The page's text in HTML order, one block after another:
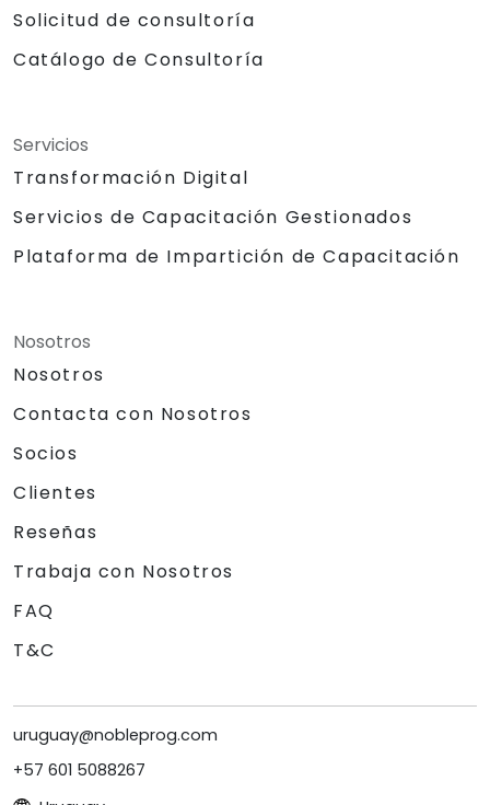
Solicitud de consultoría
Catálogo de Consultoría
Servicios
Transformación Digital
Servicios de Capacitación Gestionados
Plataforma de Impartición de Capacitación
Nosotros
Nosotros
Contacta con Nosotros
Socios
Clientes
Reseñas
Trabaja con Nosotros
FAQ
T&C
uruguay@nobleprog.com
+57 601 5088267